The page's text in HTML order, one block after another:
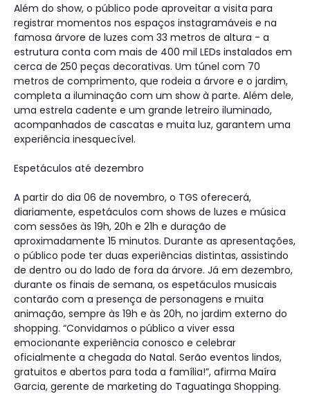
Além do show, o público pode aproveitar a visita para
registrar momentos nos espaços instagramáveis e na
famosa árvore de luzes com 33 metros de altura - a
estrutura conta com mais de 400 mil LEDs instalados em
cerca de 250 peças decorativas. Um túnel com 70
metros de comprimento, que rodeia a árvore e o jardim,
completa a iluminação com um show à parte. Além dele,
uma estrela cadente e um grande letreiro iluminado,
acompanhados de cascatas e muita luz, garantem uma
experiência inesquecível.
Espetáculos até dezembro
A partir do dia 06 de novembro, o TGS oferecerá,
diariamente, espetáculos com shows de luzes e música
com sessões às 19h, 20h e 21h e duração de
aproximadamente 15 minutos. Durante as apresentações,
o público pode ter duas experiências distintas, assistindo
de dentro ou do lado de fora da árvore. Já em dezembro,
durante os finais de semana, os espetáculos musicais
contarão com a presença de personagens e muita
animação, sempre às 19h e às 20h, no jardim externo do
shopping. “Convidamos o público a viver essa
emocionante experiência conosco e celebrar
oficialmente a chegada do Natal. Serão eventos lindos,
gratuitos e abertos para toda a família!”, afirma Maíra
Garcia, gerente de marketing do Taguatinga Shopping.